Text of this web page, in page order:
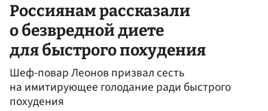
Россиянам рассказали
о безвредной диете
для быстрого похудения
Шеф-повар Леонов призвал сесть
на имитирующее голодание ради быстрого
похудения